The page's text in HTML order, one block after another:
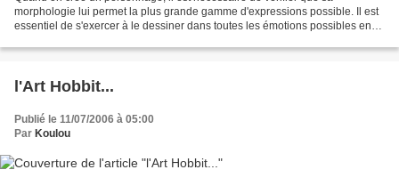
morphologie lui permet la plus grande gamme d'expressions possible. Il est
essentiel de s'exercer à le dessiner dans toutes les émotions possibles en
l'Art Hobbit...
Publié le 11/07/2006 à 05:00
Par Koulou